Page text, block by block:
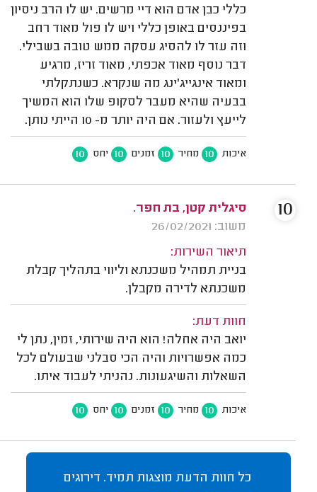
כללי כבן אדם הוא דיי מרשים. יש לו הרב ניסיון
בפיננסים באופן כללי ויש לו פול מאוד רחב
וזה עזר לו להסיג עסקה ממש טובה בשבילי.
דבר נוסף מאוד אכפתי, מאוד זריז, מרגיע
ומאוד אינגייג'ינג מה שנקרא. כשנתקלתי
בבעיה שהיא מעבר לסקופ שלו הוא המשיך
לייעץ ולעזור. אם היה יותר מ- 10 הייתי נותן.
איכות 10 מחיר 10 זמנים 10 יחס 10
סיגלית קטן, בת חפר.
משוב: 26/02/2021
תיאור השירות:
בניית תמהיל משכנתא וליווי בתהליך קבלת
משכנתא לדירה מקבלן.
חוות דעת:
יואב היה אחלה! הוא היה שירותי, זמין, נתן לי
כמה אפשרויות והיה הכי סבלני שבעולם לכל
השאלות והשיגעונות. נהניתי לעבוד איתו.
איכות 10 מחיר 10 זמנים 10 יחס 10
10
כל חוות הדעת מוצגות תמיד. דירוגים